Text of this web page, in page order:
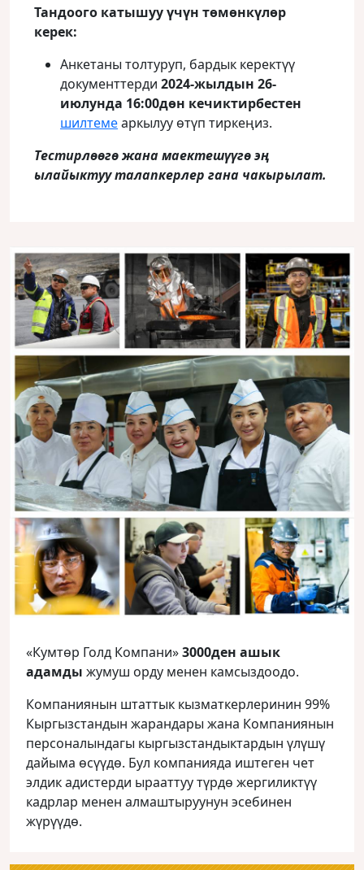
Тандоого катышуу үчүн төмөнкүлөр
керек:
Анкетаны толтуруп, бардык керектүү
документтерди 2024-жылдын 26-
июлунда 16:00дөн кечиктирбестен
шилтемеаркылуу өтүп тиркеңиз.
Тестирлөөгө жана маектешүүгө эң
ылайыктуу талапкерлер гана чакырылат.
«Кумтөр Голд Компани»3000ден ашык
адамды жумуш орду менен камсыздоодо.
Компаниянын штаттык кызматкерлеринин 99%
Кыргызстандын жарандары жана Компаниянын
персоналындагы кыргызстандыктардын үлүшү
дайыма өсүүдө. Бул компанияда иштеген чет
элдик адистерди ырааттуу түрдө жергиликтүү
кадрлар менен алмаштыруунун эсебинен
жүрүүдө.